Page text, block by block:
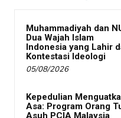
Muhammadiyah dan
Dua Wajah Islam
Indonesia yang Lahir
Kontestasi Ideologi
05/08/2026
Kepedulian
Asa: Program Orang
Asuh PCIA Malaysia